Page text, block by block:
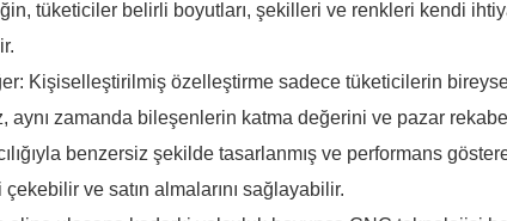
tüketiciler belirli boyutları, şekilleri ve renkleri kendi
Kişiselleştirilmiş özelleştirme sadece tüketicilerin
aynı zamanda bileşenlerin katma değerini ve pazar
benzersiz şekilde tasarlanmış ve performans
ve satın almalarını sağlayabilir.